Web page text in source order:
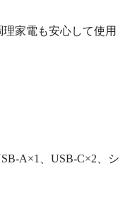
家電も安心して使用
、USB-C×2、シ